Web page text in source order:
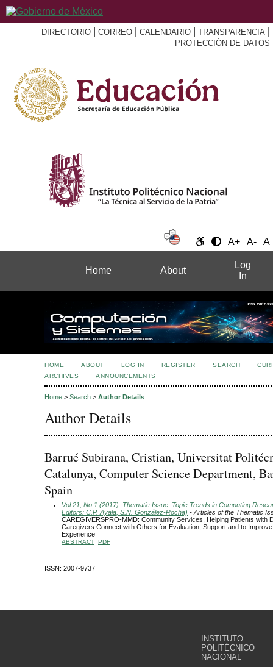
DIRECTORIO CORREO CALENDARIO TRANSPARENCIA
PROTECCIÓN DE DATOS
A+ A- A
Home About
Log
In
HOME ABOUT LOG IN REGISTER SEARCH
ARCHIVES
ANNOUNCEMENTS
Home > Search > Author Details
Author Details
Barrué Subirana, Cristian, Universitat
Catalunya, Computer Science Department,
Spain
Vol 21, No 1 (2017): Thematic Issue: Topic Trends in Computing
Editors: C.P. Ayala, S.N. González-Rocha) - Articles of the Thematic
CAREGIVERSPRO-MMD: Community Services, Helping Patients with
Caregivers Connect with Others for Evaluation, Support and to
Experience
ABSTRACT PDF
ISSN: 2007-9737
INSTITUTO
POLITÉCNICO
NACIONAL